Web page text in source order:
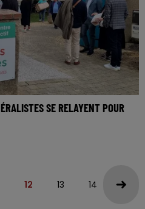
SE RELAYENT POUR
12 13 14 15